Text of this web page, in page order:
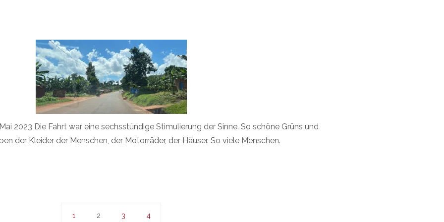
2023 Die Fahrt war eine sechsstündige Stimulierung der Sinne. So schöne Grüns und
der Kleider der Menschen, der Motorräder, der Häuser. So viele Menschen.
1 2 3 4